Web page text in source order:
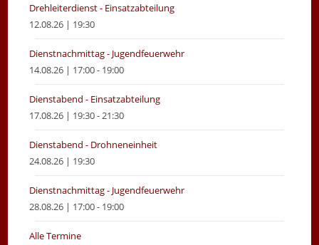
Drehleiterdienst - Einsatzabteilung
12.08.26 | 19:30
Dienstnachmittag - Jugendfeuerwehr
14.08.26 | 17:00 - 19:00
Dienstabend - Einsatzabteilung
17.08.26 | 19:30 - 21:30
Dienstabend - Drohneneinheit
24.08.26 | 19:30
Dienstnachmittag - Jugendfeuerwehr
28.08.26 | 17:00 - 19:00
Alle Termine